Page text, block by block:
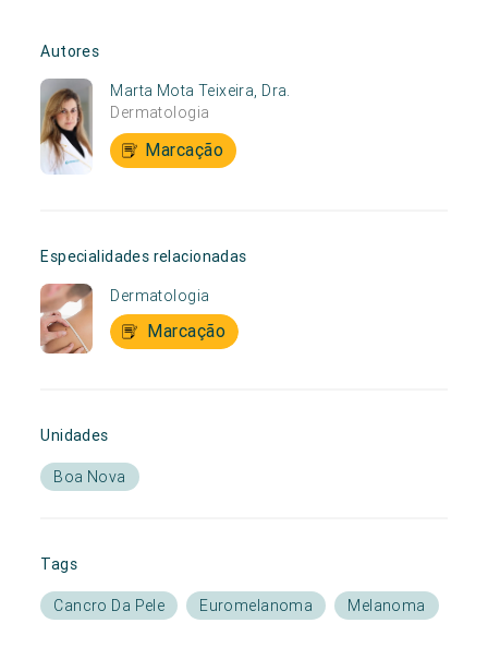
Autores
Marta Mota Teixeira, Dra.
Dermatologia
Marcação
Especialidades relacionadas
Dermatologia
Marcação
Unidades
Boa Nova
Tags
Cancro Da Pele Euromelanoma Melanoma